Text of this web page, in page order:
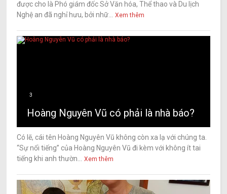
được cho là Phó giám đốc Sở Văn hóa, Thể thao và Du lịch
Nghệ an đã nghỉ hưu, bởi nhữ...
Xem thêm
3
Hoàng Nguyên Vũ có phải là nhà báo?
Có lẽ, cái tên Hoàng Nguyên Vũ không còn xa lạ với chúng ta.
“Sự nổi tiếng” của Hoàng Nguyên Vũ đi kèm với không ít tai
tiếng khi anh thườn...
Xem thêm